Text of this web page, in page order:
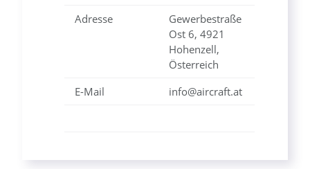
Adresse
Gewerbestraße
Ost 6, 4921
Hohenzell,
Österreich
E-Mail
info@aircraft.at